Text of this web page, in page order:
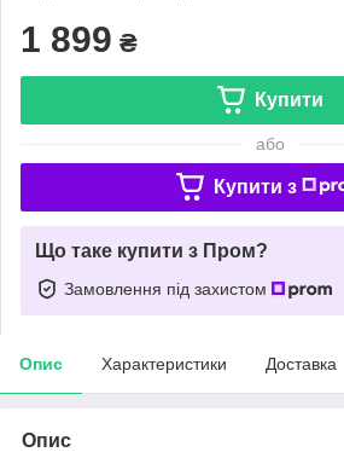
1 899 ₴
Купити
або
Купити з
Що таке купити з Пром?
Замовлення під захистом
Опис Характеристики Доставка
Опис